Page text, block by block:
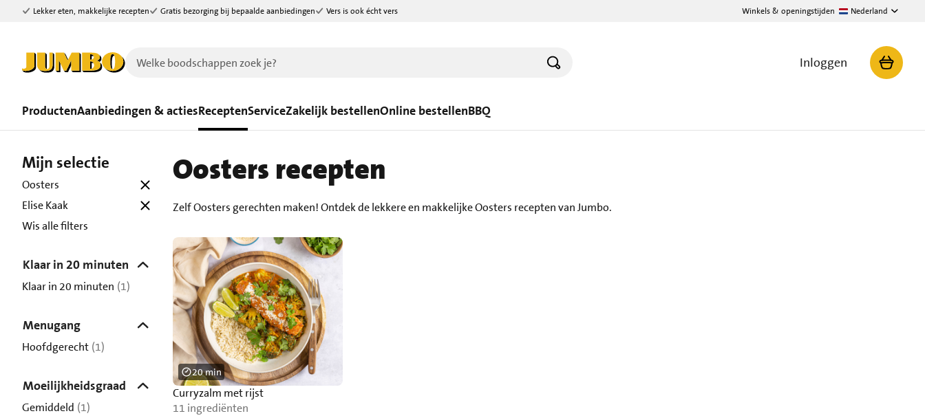
Ga naar zoeken
Ga naar hoofdinhoud
Lekker eten, makkelijke recepten Gratis bezorging bij bepaalde aanbiedingen Vers is ook écht vers Winkels & openingstijden Nederland
Inloggen
ProductenAanbiedingen & actiesReceptenServiceZakelijk bestellenOnline bestellenBBQ
Mijn selectie
Oosters
Elise Kaak
Wis alle filters
Klaar in 20 minuten
Klaar in 20 minuten (1)
Menugang
Hoofdgerecht (1)
Moeilijkheidsgraad
Gemiddeld (1)
Oosters recepten
Zelf Oosters gerechten maken! Ontdek de lekkere en makkelijke Oosters recepten van Jumbo.
Curryzalm met rijst
11 ingrediënten
20 min